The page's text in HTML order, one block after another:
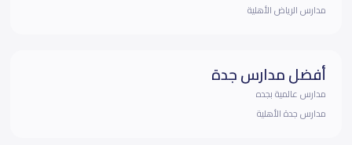
مدارس الرياض الأهلية
أفضل مدارس جدة
مدارس عالمية بجده
مدارس جدة الأهلية